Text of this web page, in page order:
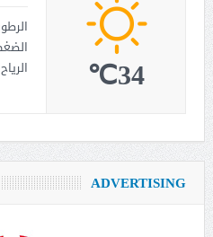
الرياح
34℃
ADVERTISING